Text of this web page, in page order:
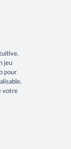
jeu
pour
votre